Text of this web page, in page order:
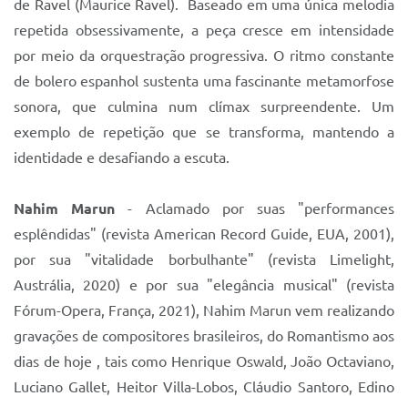
de Ravel (Maurice Ravel). Baseado em uma única melodia
repetida obsessivamente, a peça cresce em intensidade
por meio da orquestração progressiva. O ritmo constante
de bolero espanhol sustenta uma fascinante metamorfose
sonora, que culmina num clímax surpreendente. Um
exemplo de repetição que se transforma, mantendo a
identidade e desafiando a escuta.
Nahim Marun - Aclamado por suas "performances
esplêndidas" (revista American Record Guide, EUA, 2001),
por sua "vitalidade borbulhante" (revista Limelight,
Austrália, 2020) e por sua "elegância musical" (revista
Fórum-Opera, França, 2021), Nahim Marun vem realizando
gravações de compositores brasileiros, do Romantismo aos
dias de hoje , tais como Henrique Oswald, João Octaviano,
Luciano Gallet, Heitor Villa-Lobos, Cláudio Santoro, Edino